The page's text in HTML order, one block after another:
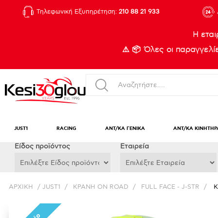
Τηλεφωνική Εξυπηρέτηση: 210 88 21 933
Η
⚠️ 📦 Όλες οι
JUST1 RACING ΑΝΤ/ΚΑ ΓΕΝΙΚΑ ΑΝΤ/ΚΑ
Eίδος προϊόντος Εταιρεία
ΑΡΧΙΚΉ / JUST1 / ΚΡΑΝΗ ON ROAD / FULL FACE - J-STR /